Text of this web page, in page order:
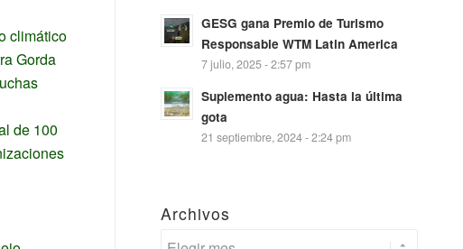
climático
Gorda
de 100
GESG gana Premio de Turismo
Responsable WTM Latin America
7 julio, 2025 - 2:57 pm
Suplemento agua: Hasta la última
gota
21 septiembre, 2024 - 2:24 pm
Archivos